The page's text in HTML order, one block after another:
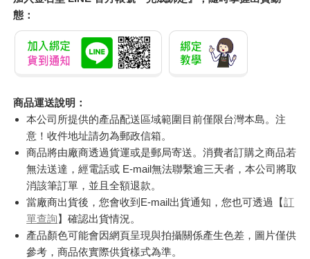
態：
商品運送說明：
本公司所提供的產品配送區域範圍目前僅限台灣本島。注
意！收件地址請勿為郵政信箱。
商品將由廠商透過貨運或是郵局寄送。消費者訂購之商品若
無法送達，經電話或 E-mail無法聯繫逾三天者，本公司將取
消該筆訂單，並且全額退款。
當廠商出貨後，您會收到E-mail出貨通知，您也可透過【訂
單查詢】確認出貨情況。
產品顏色可能會因網頁呈現與拍攝關係產生色差，圖片僅供
參考，商品依實際供貨樣式為準。